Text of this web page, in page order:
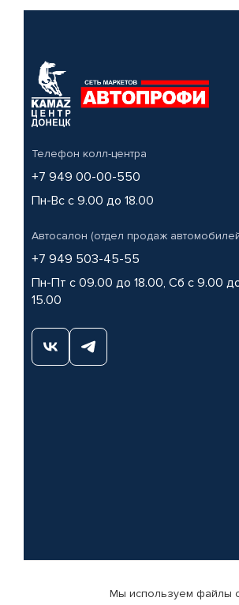
Телефон колл-центра
+7 949 00-00-550
Пн-Вс с 9.00 до 18.00
Автосалон (отдел продаж
+7 949 503-45-55
Пн-Пт с 09.00 до 18.00, Сб с 9.00
15.00
© КАМАЗ ЦЕНТР ДОНЕЦК, 2015-2026. Все
Мы используем файлы